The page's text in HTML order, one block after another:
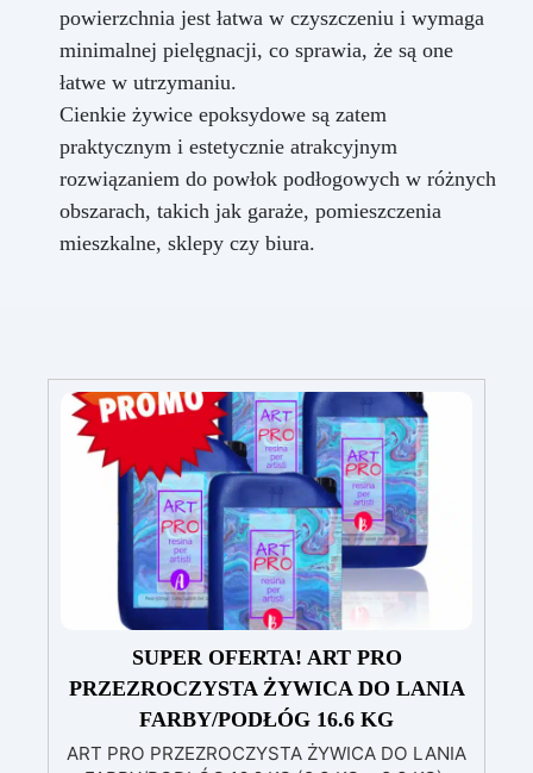
powierzchnia jest łatwa w czyszczeniu i wymaga
minimalnej pielęgnacji, co sprawia, że są one
łatwe w utrzymaniu.
Cienkie żywice epoksydowe są zatem
praktycznym i estetycznie atrakcyjnym
rozwiązaniem do powłok podłogowych w różnych
obszarach, takich jak garaże, pomieszczenia
mieszkalne, sklepy czy biura.
SUPER OFERTA! ART PRO
PRZEZROCZYSTA ŻYWICA DO LANIA
FARBY/PODŁÓG 16.6 KG
ART PRO PRZEZROCZYSTA ŻYWICA DO LANIA